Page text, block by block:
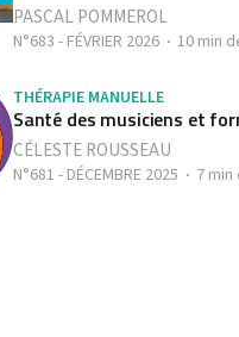
PASCAL POMMEROL
N°683 - FÉVRIER 2026 10 min
THÉRAPIE MANUELLE
Santé des musiciens et
CÉLESTE ROUSSEAU
N°681 - DÉCEMBRE 2025 7